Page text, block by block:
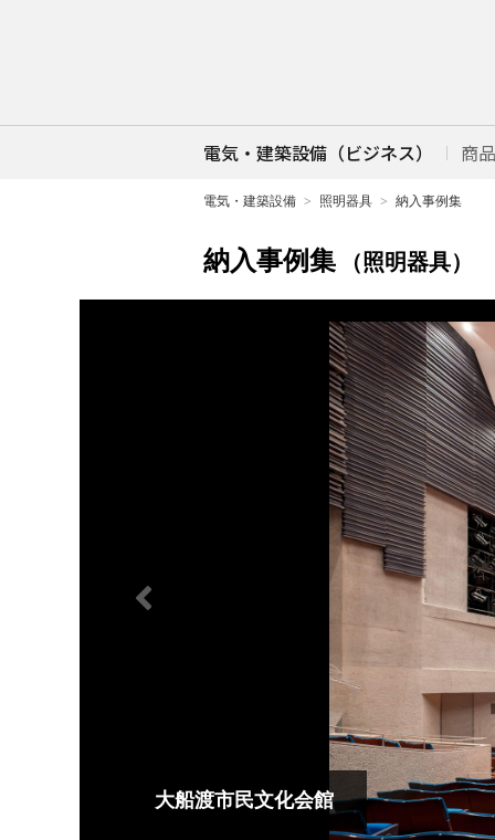
電気・建築設備（ビジネス） 商
電気・建築設備 照明器具 納入事例集
納入事例集 （照明器具）
大船渡市民文化会館